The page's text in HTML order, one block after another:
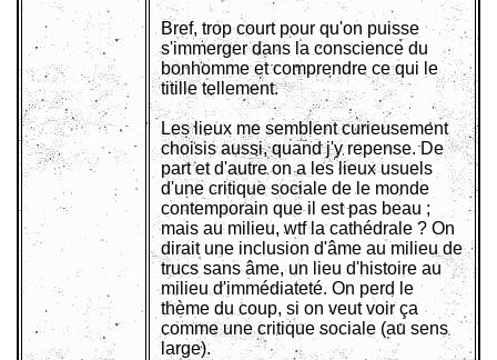
Bref, trop court pour qu'on puisse
s'immerger dans la conscience du
bonhomme et comprendre ce qui le
titille tellement.
Les lieux me semblent curieusement
choisis aussi, quand j'y repense. De
part et d'autre on a les lieux usuels
d'une critique sociale de le monde
contemporain que il est pas beau ;
mais au milieu, wtf la cathédrale ? On
dirait une inclusion d'âme au milieu de
trucs sans âme, un lieu d'histoire au
milieu d'immédiateté. On perd le
thème du coup, si on veut voir ça
comme une critique sociale (au sens
large).